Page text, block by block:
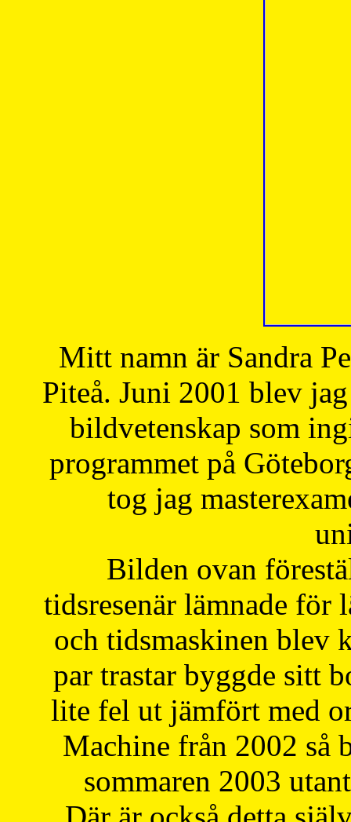
Mitt namn är Sandra
Piteå. Juni 2001 blev
bildvetenskap som
programmet på
tog jag
Bilden ovan
tidsresenär lämnade för
och tidsmaskinen blev
par trastar byggde sitt
lite fel ut jämfört med
Machine från 2002 så
sommaren 2003